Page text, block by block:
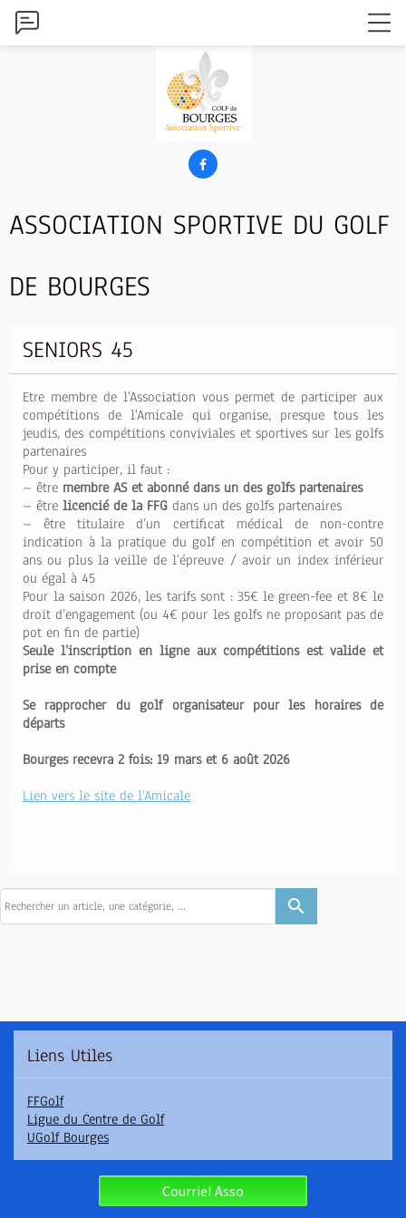

ASSOCIATION SPORTIVE DU GOLF
DE BOURGES
SENIORS 45
Etre membre de l'Association vous permet de participer aux
compétitions de l'Amicale qui organise, presque tous les
jeudis, des compétitions conviviales et sportives sur les golfs
partenaires
Pour y participer, il faut :
– être membre AS et abonné dans un des golfs partenaires
– être licencié de la FFG dans un des golfs partenaires
– être titulaire d’un certificat médical de non-contre
indication à la pratique du golf en compétition et avoir 50
ans ou plus la veille de l’épreuve / avoir un index inférieur
ou égal à 45
Pour la saison 2026, les tarifs sont : 35€ le green-fee et 8€ le
droit d’engagement (ou 4€ pour les golfs ne proposant pas de
pot en fin de partie)
Seule l’inscription en ligne aux compétitions est valide et
prise en compte
Se rapprocher du golf organisateur pour les horaires de
départs
Bourges recevra 2 fois: 19 mars et 6 août 2026
Lien vers le site de l'Amicale
search
Liens Utiles
FFGolf
Ligue du Centre de Golf
UGolf Bourges
Courriel Asso